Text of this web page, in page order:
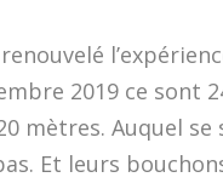
2019 ce sont
mètres. Auquel
Et leurs